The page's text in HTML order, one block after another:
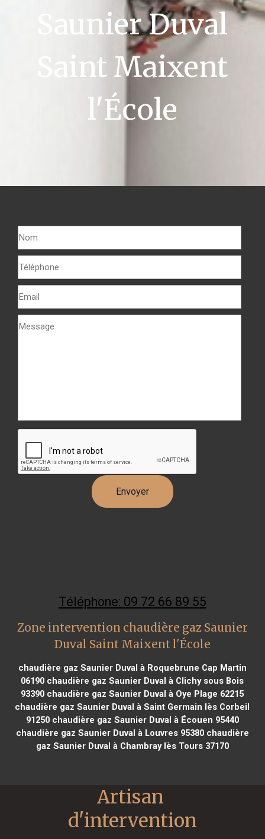
Saunier Duval
Saint Maixent
l'École
Téléphone: 09 72 66 89 55
Zone intervention chaudière gaz Saunier
Duval Saint Maixent l'École
chaudière gaz Saunier Duval à Roquebrune Cap Martin
06190 chaudière gaz Saunier Duval à Clichy sous Bois
93390 chaudière gaz Saunier Duval à Oye Plage 62215
chaudière gaz Saunier Duval à Saint Germain lès Corbeil
91250chaudière gaz Saunier Duval à Écouen 95440
chaudière gaz Saunier Duval à Louvres 95380chaudière
gaz Saunier Duval à Chambray lès Tours 37170
Artisan
d'intervention